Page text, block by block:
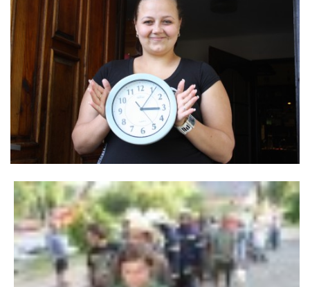
LÁVKA
FICHTLCUP
PŘIHLAŠOVACÍ FORMULÁŘ NA FICHTLCUP 2026
LISTINA PŘIHLÁŠENÝCH ZÁVODNÍKŮ FICHTLCUP 2026
SCHŮZE
BRIGÁDY